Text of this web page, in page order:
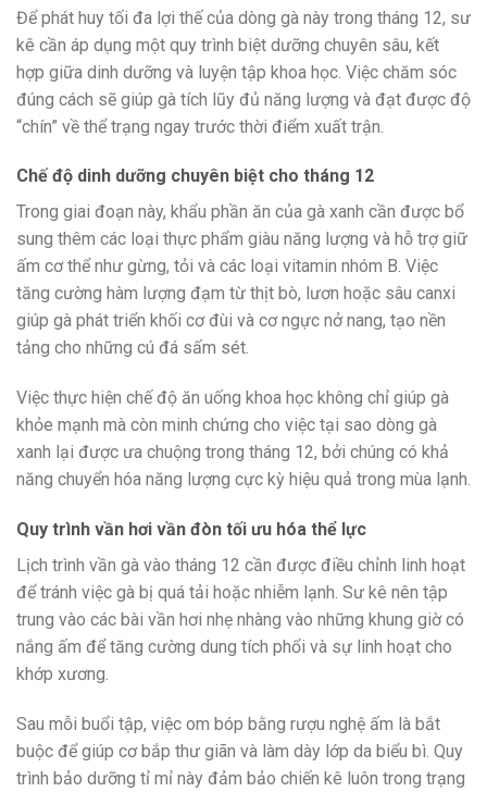
Để phát huy tối đa lợi thế của dòng gà này trong tháng 12, sư
kê cần áp dụng một quy trình biệt dưỡng chuyên sâu, kết
hợp giữa dinh dưỡng và luyện tập khoa học. Việc chăm sóc
đúng cách sẽ giúp gà tích lũy đủ năng lượng và đạt được độ
“chín” về thể trạng ngay trước thời điểm xuất trận.
Chế độ dinh dưỡng chuyên biệt cho tháng 12
Trong giai đoạn này, khẩu phần ăn của gà xanh cần được bổ
sung thêm các loại thực phẩm giàu năng lượng và hỗ trợ giữ
ấm cơ thể như gừng, tỏi và các loại vitamin nhóm B. Việc
tăng cường hàm lượng đạm từ thịt bò, lươn hoặc sâu canxi
giúp gà phát triển khối cơ đùi và cơ ngực nở nang, tạo nền
tảng cho những cú đá sấm sét.
Việc thực hiện chế độ ăn uống khoa học không chỉ giúp gà
khỏe mạnh mà còn minh chứng cho việc tại sao dòng gà
xanh lại được ưa chuộng trong tháng 12, bởi chúng có khả
năng chuyển hóa năng lượng cực kỳ hiệu quả trong mùa lạnh.
Quy trình vần hơi vần đòn tối ưu hóa thể lực
Lịch trình vần gà vào tháng 12 cần được điều chỉnh linh hoạt
để tránh việc gà bị quá tải hoặc nhiễm lạnh. Sư kê nên tập
trung vào các bài vần hơi nhẹ nhàng vào những khung giờ có
nắng ấm để tăng cường dung tích phổi và sự linh hoạt cho
khớp xương.
Sau mỗi buổi tập, việc om bóp bằng rượu nghệ ấm là bắt
buộc để giúp cơ bắp thư giãn và làm dày lớp da biểu bì. Quy
trình bảo dưỡng tỉ mỉ này đảm bảo chiến kê luôn trong trạng